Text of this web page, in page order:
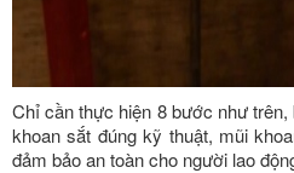
Chỉ cần thực hiện 8 bước như
khoan sắt đúng kỹ thuật, mũi
đảm bảo an toàn cho người lao